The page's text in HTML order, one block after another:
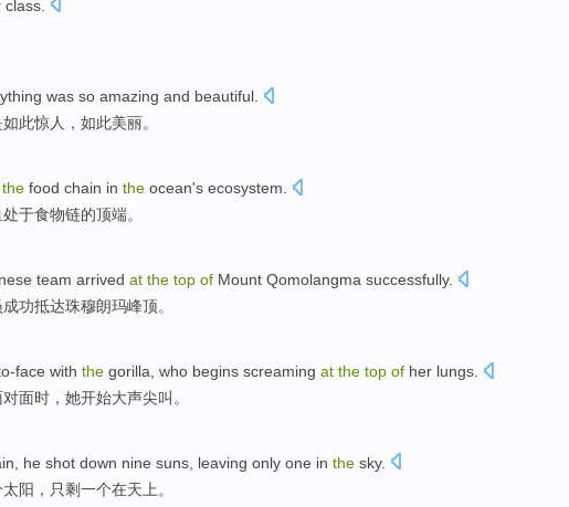
was so amazing and beautiful.
此惊人，如此美丽。
the food chain in the ocean's ecosystem.
于食物链的顶端。
team arrived at the top of Mount Qomolangma successfully.
功抵达珠穆朗玛峰顶。
face with the gorilla, who begins screaming at the top of her lungs.
面时，她开始大声尖叫。
he shot down nine suns, leaving only one in the sky.
阳，只剩一个在天上。